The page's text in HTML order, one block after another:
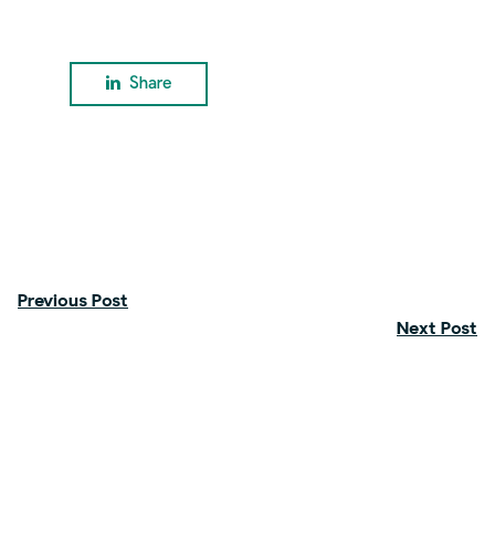
Share
Previous Post
Next Post